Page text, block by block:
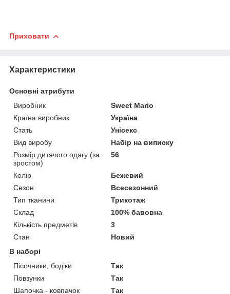
Приховати
Характеристики
Основні атрибути
Виробник
Sweet Mario
Країна виробник
Україна
Стать
Унісекс
Вид виробу
Набір на виписку
Розмір дитячого одягу (за
зростом)
56
Колір
Бежевий
Сезон
Всесезонний
Тип тканини
Трикотаж
Склад
100% бавовна
Кількість предметів
3
Стан
Новий
В наборі
Пісочники, бодіки
Так
Повзунки
Так
Шапочка - ковпачок
Так